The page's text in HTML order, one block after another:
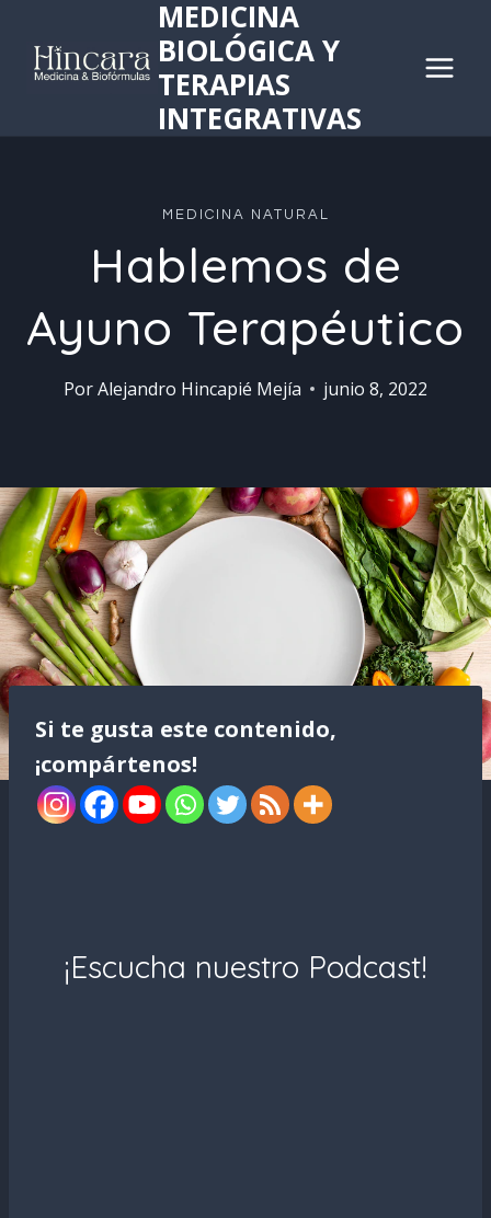
contenido
MEDICINA
BIOLÓGICA Y
TERAPIAS
INTEGRATIVAS
MEDICINA NATURAL
Hablemos de
Ayuno Terapéutico
PorAlejandro Hincapié Mejía junio 8, 2022
Si te gusta este contenido,
¡compártenos!
¡Escucha nuestro Podcast!